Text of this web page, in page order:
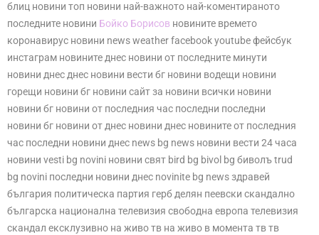
блиц новини топ новини най-важното най-коментираното
последните новини Бойко Борисов новините времето
коронавирус новини news weather facebook youtube фейсбук
инстаграм новините днес новини от последните минути
новини днес днес новини вести бг новини водещи новини
горещи новини бг новини сайт за новини всички новини
новини бг новини от последния час последни последни
новини бг новини от днес новини днес новините от последния
час последни новини днес news bg news новини вести 24 часа
новини vesti bg novini новини свят bird bg bivol bg биволъ trud
bg novini последни новини днес novinite bg news здравей
българия политическа партия герб делян пеевски скандално
българска национална телевизия свободна европа телевизия
скандал ексклузивно на живо тв на живо в момента тв тв